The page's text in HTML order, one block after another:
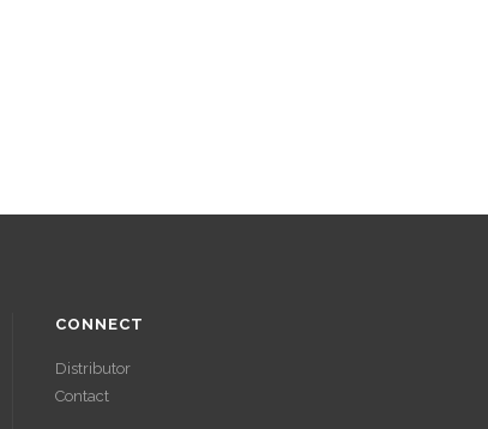
CONNECT
Distributor
Contact